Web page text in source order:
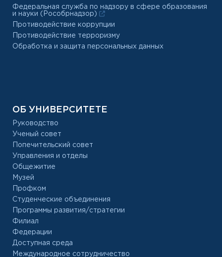
Федеральная служба по надзору в сфере образования
и науки (Рособрнадзор)
Противодействие коррупции
Противодействие терроризму
Обработка и защита персональных данных
ОБ УНИВЕРСИТЕТЕ
Руководство
Ученый совет
Попечительский совет
Управления и отделы
Общежитие
Музей
Профком
Студенческие объединения
Программы развития/стратегии
Филиал
Федерации
Доступная среда
Международное сотрудничество